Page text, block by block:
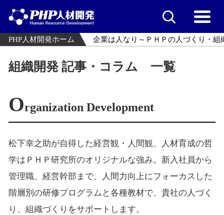
PHP人材開発ホーム 企業は人なり～ＰＨＰの人づくり・組
組織開発 記事・コラム 一覧
Organization Development
松下幸之助が自得した経営観・人間観、人材育成の哲
学はＰＨＰ研究所のオリジナルな強み。新入社員から
管理職、経営幹部まで、人間力向上にフォーカスした
階層別の研修プログラムと各種教材で、貴社の人づく
り、組織づくりをサポートします。